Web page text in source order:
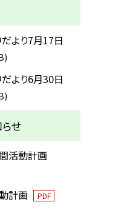
より7月17日
より6月30日
せ
活動計画
計画 PDF